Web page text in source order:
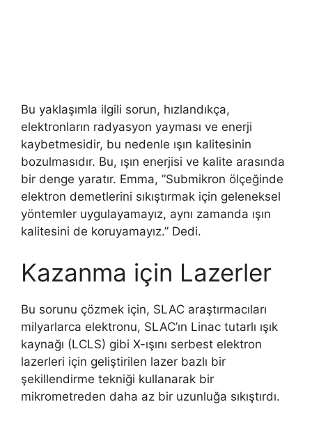
Bu yaklaşımla ilgili sorun, hızlandıkça,
elektronların radyasyon yayması ve enerji
kaybetmesidir, bu nedenle ışın kalitesinin
bozulmasıdır. Bu, ışın enerjisi ve kalite arasında
bir denge yaratır. Emma, ​​”Submikron ölçeğinde
elektron demetlerini sıkıştırmak için geleneksel
yöntemler uygulayamayız, aynı zamanda ışın
kalitesini de koruyamayız.” Dedi.
Kazanma için Lazerler
Bu sorunu çözmek için, SLAC araştırmacıları
milyarlarca elektronu, SLAC’ın Linac tutarlı ışık
kaynağı (LCLS) gibi X-ışını serbest elektron
lazerleri için geliştirilen lazer bazlı bir
şekillendirme tekniği kullanarak bir
mikrometreden daha az bir uzunluğa sıkıştırdı.